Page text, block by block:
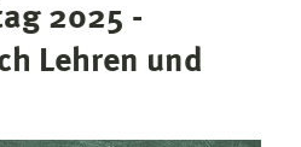
2025 -
Lehren und